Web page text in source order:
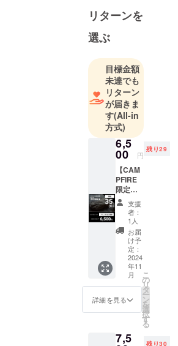
ハンドル
バッグや
フェアリン
キーレス
キーケース
などをリ
リースして
います。
リターンを
選ぶ
目標金額
未達でも
リターン
が届きま
す(All-in
方式)
6,5
00 円
残り29
【CAM
PFIRE
限定価
格：30
個限
定！早
割
35％OF
F】 ハ
ンドル
バッ
グ：ブ
ラック1
点ご提
供！ ※
9.350円
支援
者：
1人
お届
け予
定：
2024
年11
月
詳細を見る
こ
の
リ
タ
ー
ン
を
選
択
す
る
7,5 残り30